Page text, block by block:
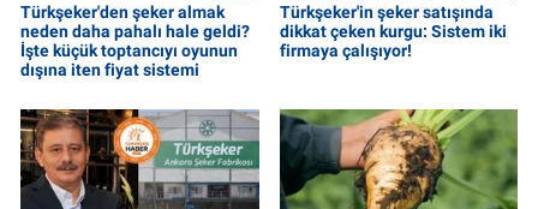
Türkşeker'den şeker almak
neden daha pahalı hale geldi?
İşte küçük toptancıyı oyunun
dışına iten fiyat sistemi
Türkşeker'in şeker satışında
dikkat çeken kurgu: Sistem iki
firmaya çalışıyor!